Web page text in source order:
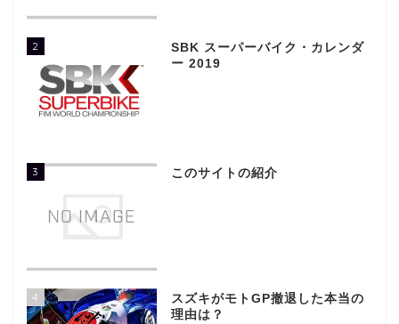
2
SBK スーパーバイク・カレンダ
ー 2019
3 このサイトの紹介
4
スズキがモトGP撤退した本当の
理由は？